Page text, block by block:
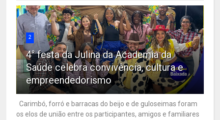
2
4° festa da Julina da Academia da
Saúde celebra convivência, cultura e
empreendedorismo
Carimbó, forró e barracas do beijo e de guloseimas foram
os elos de união entre os participantes, amigos e familiares